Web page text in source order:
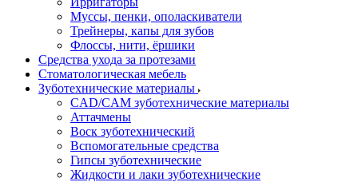
Муссы, пенки, ополаскиватели
Трейнеры, капы для зубов
Флоссы, нити, ёршики
Средства ухода за протезами
Стоматологическая мебель
Зуботехнические материалы
CAD/CAM зуботехнические материалы
Аттачмены
Воск зуботехнический
Вспомогательные средства
Гипсы зуботехнические
Жидкости и лаки зуботехнические